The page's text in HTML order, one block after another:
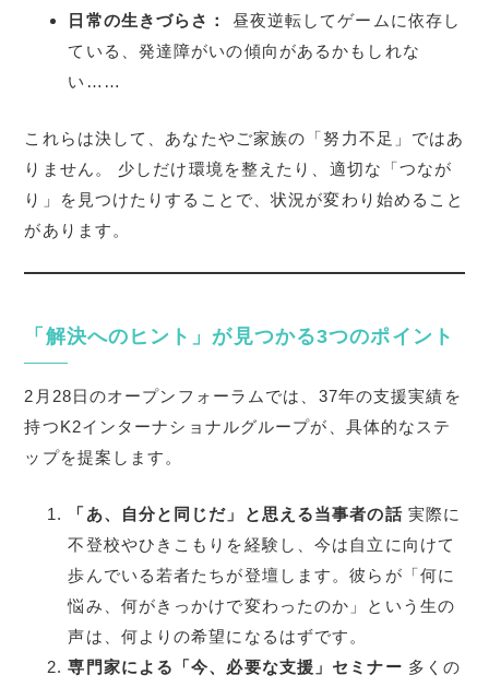
日常の生きづらさ：
昼夜逆転してゲームに依存し
ている、発達障がいの傾向があるかもしれな
い……
これらは決して、あなたやご家族の「努力不足」ではあ
りません。 少しだけ環境を整えたり、適切な「つなが
り」を見つけたりすることで、状況が変わり始めること
があります。
「解決へのヒント」が見つかる3つのポイント
2月28日のオープンフォーラムでは、37年の支援実績を
持つK2インターナショナルグループが、具体的なステ
ップを提案します。
「あ、自分と同じだ」と思える当事者の話実際に
不登校やひきこもりを経験し、今は自立に向けて
歩んでいる若者たちが登壇します。彼らが「何に
悩み、何がきっかけで変わったのか」という生の
声は、何よりの希望になるはずです。
専門家による「今、必要な支援」セミナー 多くの